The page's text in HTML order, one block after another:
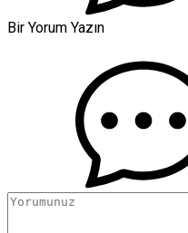
Bir Yorum Yazın